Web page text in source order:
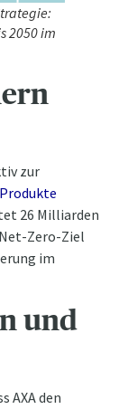
2050 im
zur
26 Milliarden
Zero-Ziel
im
und
AXA den